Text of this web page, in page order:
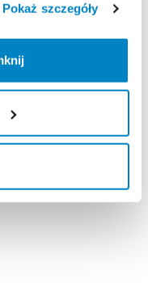
Pokaż szczegóły